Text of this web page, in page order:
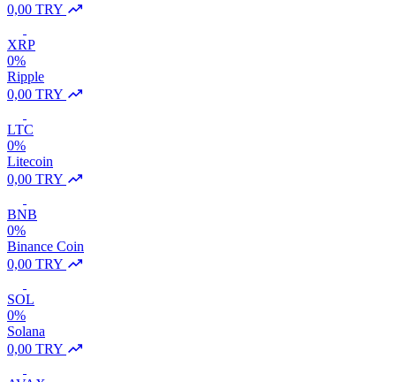
0,00 TRY
XRP
0%
Ripple
0,00 TRY
LTC
0%
Litecoin
0,00 TRY
BNB
0%
Binance Coin
0,00 TRY
SOL
0%
Solana
0,00 TRY